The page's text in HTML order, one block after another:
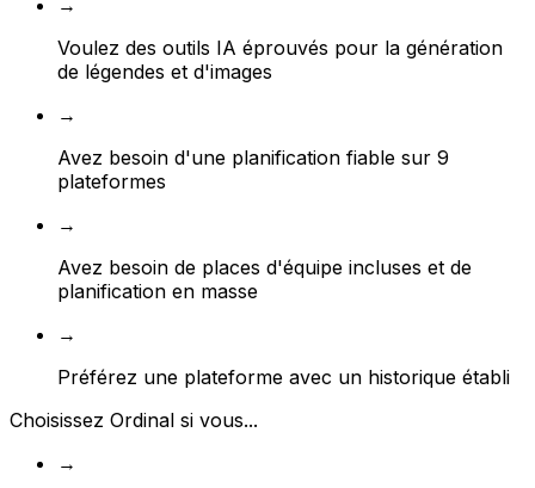
→
Voulez des outils IA éprouvés pour la génération
de légendes et d'images
→
Avez besoin d'une planification fiable sur 9
plateformes
→
Avez besoin de places d'équipe incluses et de
planification en masse
→
Préférez une plateforme avec un historique établi
Choisissez Ordinal si vous...
→